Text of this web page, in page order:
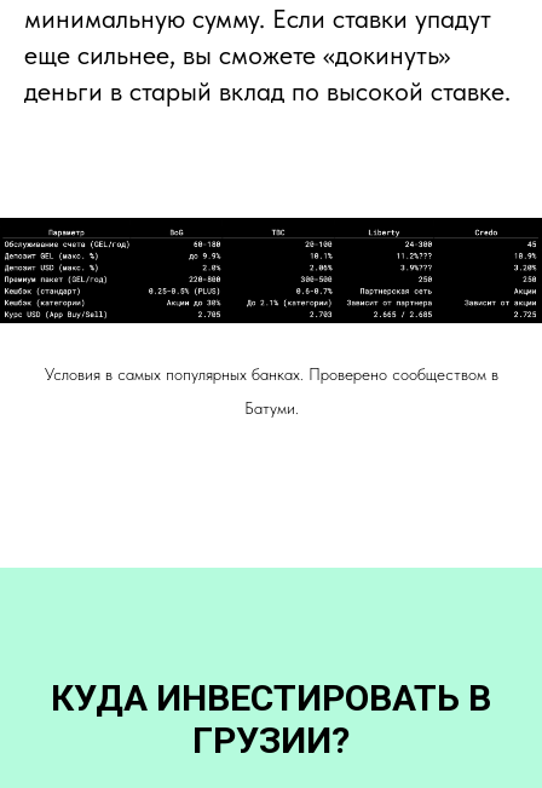
минимальную сумму. Если ставки упадут
еще сильнее, вы сможете «докинуть»
деньги в старый вклад по высокой ставке.
Условия в самых популярных банках. Проверено сообществом в
Батуми.
КУДА ИНВЕСТИРОВАТЬ В
ГРУЗИИ?